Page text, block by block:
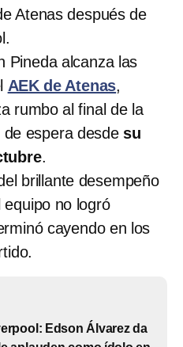
Atenas después de
Pineda alcanza las
AEK de Atenas,
rumbo al final de la
espera desde su
.
brillante desempeño
equipo no logró
cayendo en los
Edson Álvarez da